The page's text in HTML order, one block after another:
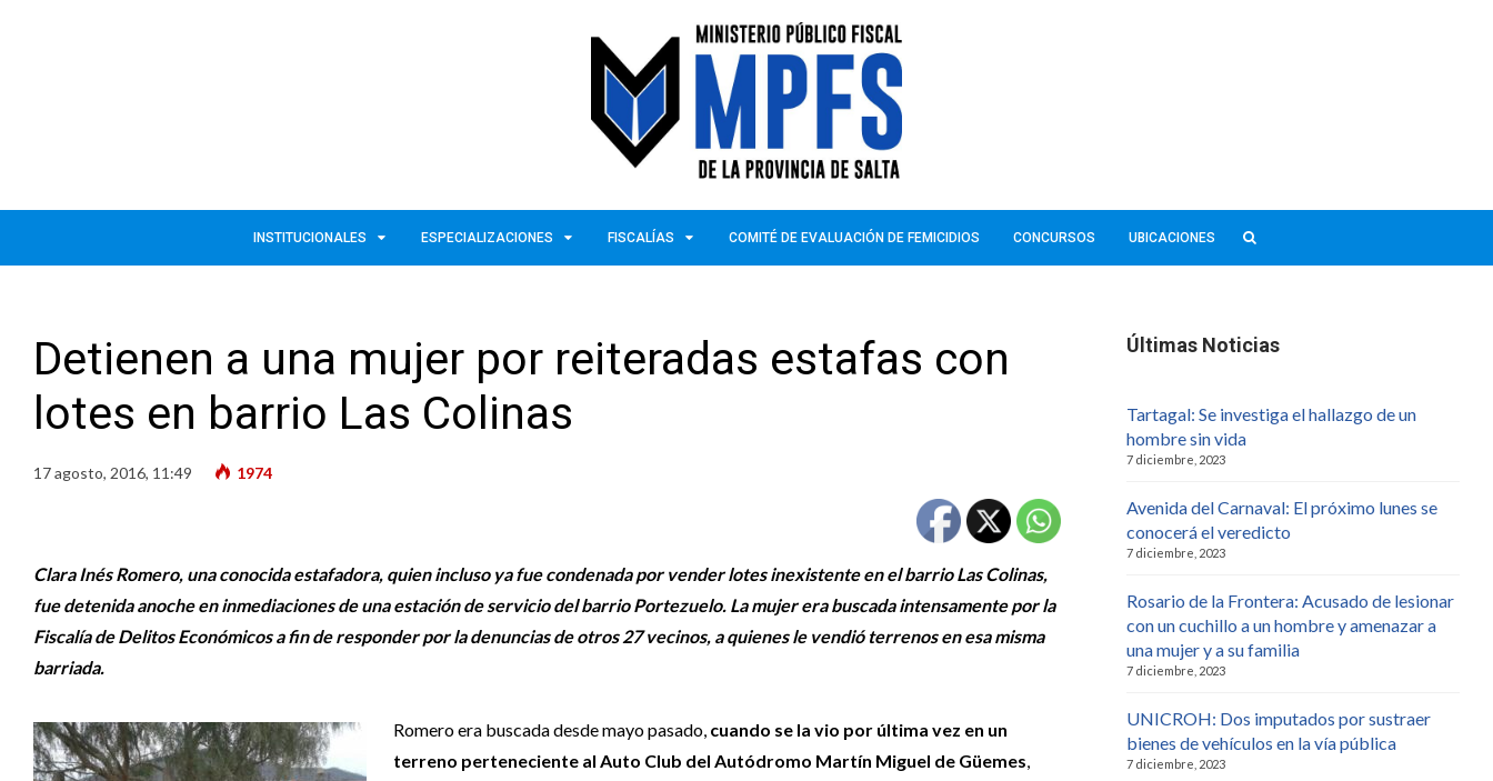
INSTITUCIONALES ESPECIALIZACIONES FISCALÍAS COMITÉ DE EVALUACIÓN DE FEMICIDIOS CONCURSOS UBICACIONES
Detienen a una mujer por reiteradas estafas con
lotes en barrio Las Colinas
17 agosto, 2016, 11:49 1974
Clara Inés Romero, una conocida estafadora, quien incluso ya fue condenada por vender lotes inexistente en el barrio Las Colinas,
fue detenida anoche en inmediaciones de una estación de servicio del barrio Portezuelo. La mujer era buscada intensamente por la
Fiscalía de Delitos Económicos a fin de responder por la denuncias de otros 27 vecinos, a quienes le vendió terrenos en esa misma
barriada.
Romero era buscada desde mayo pasado, cuando se la vio por última vez en un
terreno perteneciente al Auto Club del Autódromo Martín Miguel de Güemes
Últimas Noticias
Tartagal: Se investiga el hallazgo de un
hombre sin vida
7 diciembre, 2023
Avenida del Carnaval: El próximo lunes se
conocerá el veredicto
7 diciembre, 2023
Rosario de la Frontera: Acusado de lesionar
con un cuchillo a un hombre y amenazar a
una mujer y a su familia
7 diciembre, 2023
UNICROH: Dos imputados por sustraer
bienes de vehículos en la vía pública
7 diciembre, 2023